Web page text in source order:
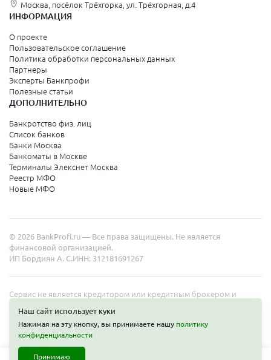
Зеленоград
Санкт-Петербург и Ленинградская область
Колпино
Санкт-Петербург
Краснодарский край
Армавир
Сочи
Анапа
Ейск
Свердловская область
Москва, посёлок Трёхгорка, ул. Трёхгорная, д.4
ИНФОРМАЦИЯ
О проекте
Пользовательское соглашение
Политика обработки персональных данных
Партнеры
Эксперты Банкпрофи
Полезные статьи
ДОПОЛНИТЕЛЬНО
Банкротство физ. лиц
Список банков
Банки Москва
Банкоматы в Москве
Терминалы Элекснет Москва
Реестр МФО
Новые МФО
© 2026 BankProfi.ru — Все права защищены. Не является
финансовой организацией.
ИП Бордиян А. С.ИНН: 312181691267
Сервис не является кредитором или кредитным брокером и
на сайте не является публичной офертой. Полные условия услуг
уточняйте на сайте организаций.
Наш сайт использует куки
Нажимая на эту кнопку, вы принимаете нашу политику
конфиденциальности
Принимаю